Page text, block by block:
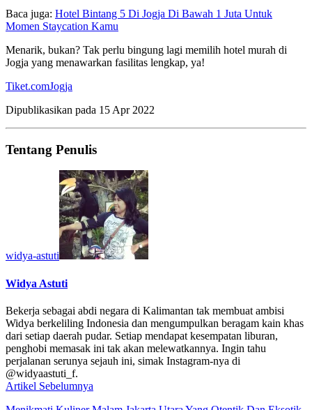
Baca juga: Hotel Bintang 5 Di Jogja Di Bawah 1 Juta Untuk
Momen Staycation Kamu
Menarik, bukan? Tak perlu bingung lagi memilih hotel murah di
Jogja yang menawarkan fasilitas lengkap, ya!
Tiket.comJogja
Dipublikasikan pada 15 Apr 2022
Tentang Penulis
widya-astuti
Widya Astuti
Bekerja sebagai abdi negara di Kalimantan tak membuat ambisi
Widya berkeliling Indonesia dan mengumpulkan beragam kain khas
dari setiap daerah pudar. Setiap mendapat kesempatan liburan,
penghobi memasak ini tak akan melewatkannya. Ingin tahu
perjalanan serunya sejauh ini, simak Instagram-nya di
@widyaastuti_f.
Artikel Sebelumnya